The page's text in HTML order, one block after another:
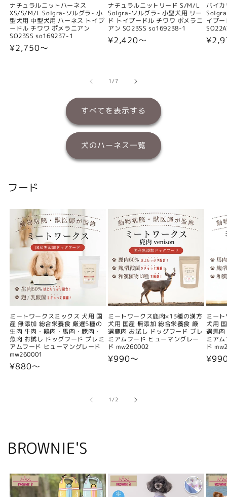
ナチュラルニットハーネス
XS/S/M/L Solgra-ソルグラ- 小
型犬用 中型犬用 ハーネス トイプ
ードル チワワ ポメラニアン
SO23SS so169237-1
通
¥2,750〜
ナチュラルニットリード S/M/L
Solgra-ソルグラ- 小型犬用 リー
ド トイプードル チワワ ポメラニ
アン SO23SS so169238-1
通
¥2,420〜
バイ
イプ
通
1/の
7
すべてを表示する
犬のハーネス一覧
フード
ミートワークスミックス 犬用 国
産 無添加 総合栄養食 厳選5種の
生肉 牛肉・鶏肉・馬肉・豚肉・
魚肉 お試し ドッグフード プレミ
アムフード ヒューマングレード
mw260001
通
¥880〜
ミートワークス鹿肉×13種の漢方
犬用 国産 無添加 総合栄養食 厳
選鹿肉 お試し ドッグフード プレ
ミアムフード ヒューマングレー
ド mw260002
通
¥990〜
ミー
犬用
選馬
ミア
ド
通
1/の
2
BROWNIE'S